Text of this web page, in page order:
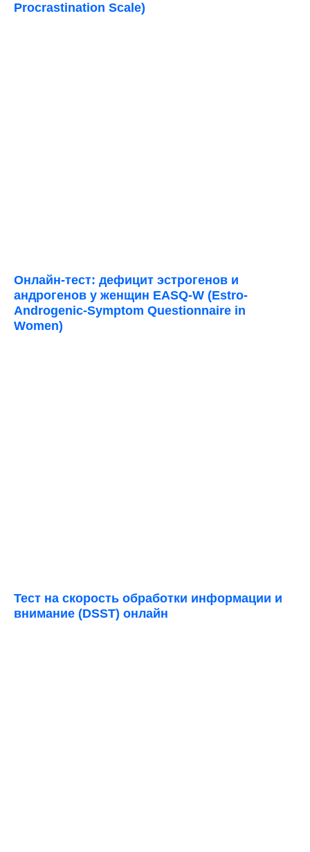
Procrastination Scale)
Онлайн-тест: дефицит эстрогенов и
андрогенов у женщин EASQ-W (Estro-
Androgenic-Symptom Questionnaire in
Women)
Тест на скорость обработки информации и
внимание (DSST) онлайн